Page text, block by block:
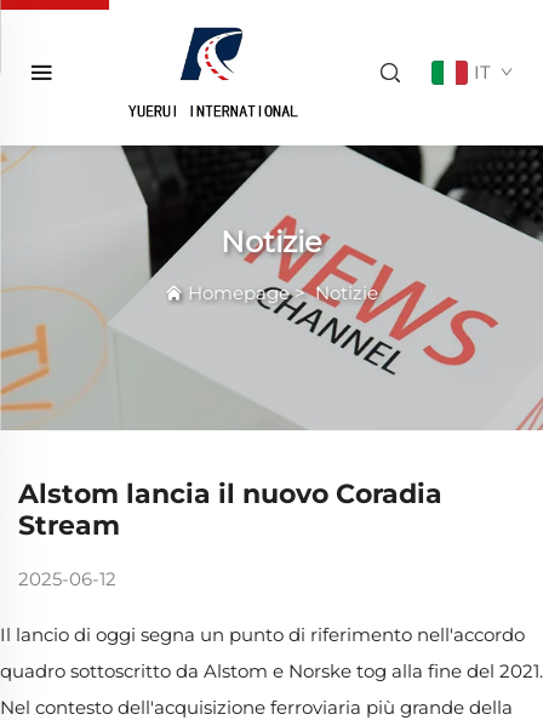
IT
Notizie
Homepage>Notizie
Alstom lancia il nuovo Coradia
Stream
2025-06-12
Il lancio di oggi segna un punto di riferimento nell'accordo
quadro sottoscritto da Alstom e Norske tog alla fine del 2021.
Nel contesto dell'acquisizione ferroviaria più grande della